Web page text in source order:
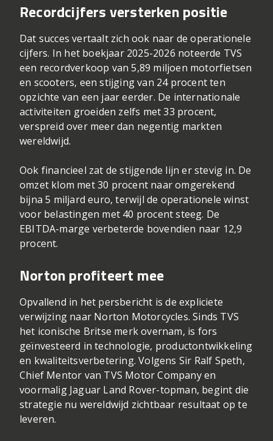
Recordcijfers versterken positie
Dat succes vertaalt zich ook naar de operationele
cijfers. In het boekjaar 2025-2026 noteerde TVS
een recordverkoop van 5,89 miljoen motorfietsen
en scooters, een stijging van 24 procent ten
opzichte van een jaar eerder. De internationale
activiteiten groeiden zelfs met 33 procent,
verspreid over meer dan negentig markten
wereldwijd.
Ook financieel zat de stijgende lijn er stevig in. De
omzet klom met 30 procent naar omgerekend
bijna 5 miljard euro, terwijl de operationele winst
voor belastingen met 40 procent steeg. De
EBITDA-marge verbeterde bovendien naar 12,9
procent.
Norton profiteert mee
Opvallend in het persbericht is de expliciete
verwijzing naar Norton Motorcycles. Sinds TVS
het iconische Britse merk overnam, is fors
geïnvesteerd in technologie, productontwikkeling
en kwaliteitsverbetering. Volgens Sir Ralf Speth,
Chief Mentor van TVS Motor Company en
voormalig Jaguar Land Rover-topman, begint die
strategie nu wereldwijd zichtbaar resultaat op te
leveren.